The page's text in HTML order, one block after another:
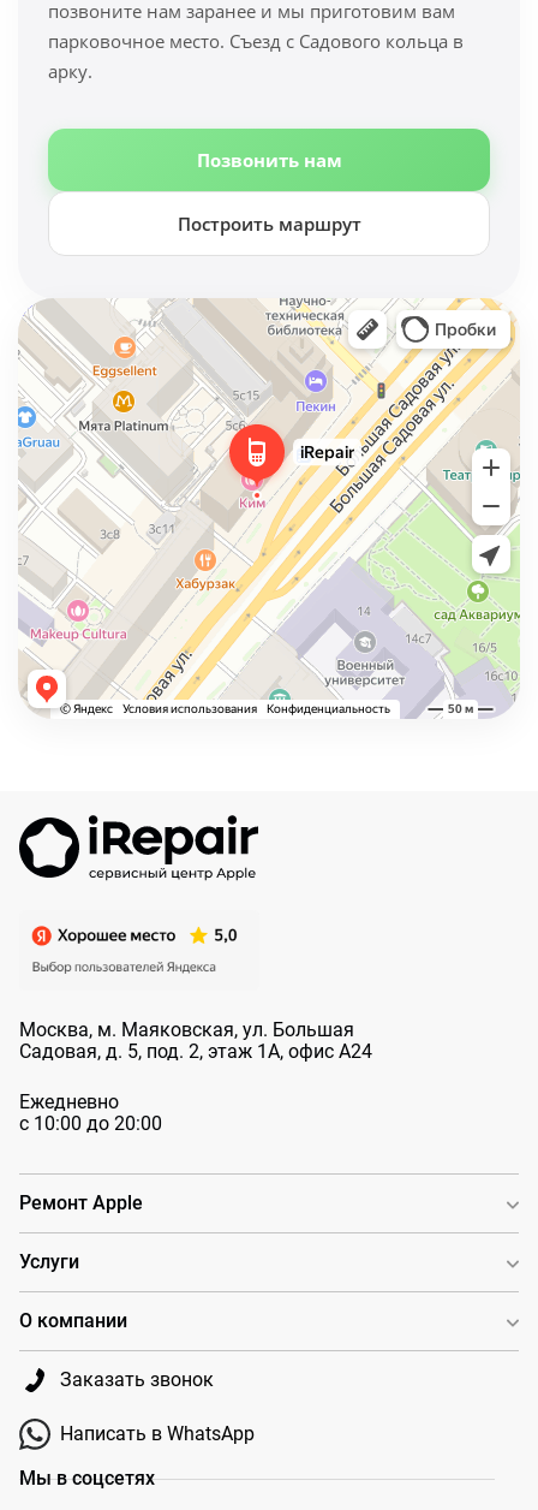
позвоните нам заранее и мы приготовим вам
парковочное место. Съезд с Садового кольца в
арку.
Позвонить нам
Построить маршрут
Москва, м. Маяковская, ул. Большая
Садовая, д. 5, под. 2, этаж 1А, офис А24
Ежедневно
с 10:00 до 20:00
Заказать звонок
Написать в WhatsApp
Ремонт Apple
Услуги
О компании
Мы в соцсетях